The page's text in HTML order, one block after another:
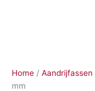
Home / Aandrijfassen
mm